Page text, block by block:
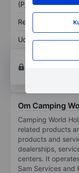
(P/S)
Resultat pr. aktie
Udbytte pr. aktie
Afkast af
Opret kontofor
og analyse
Om Camping
Camping World
related products
products and
dealerships,
centers. It
Sam Services and